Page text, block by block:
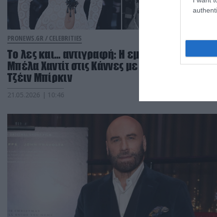
PRONEWS.GR / CELEBRITIES
Το λες και… αντιγραφή: Η εμφάνιση της
Μπέλα Χαντίτ στις Κάννες με φόρεμα à la
Τζέιν Μπίρκιν
21.05.2026 | 10:46